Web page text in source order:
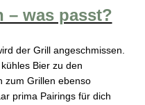
– was passt?
der Grill angeschmissen.
Bier zu den
zum Grillen ebenso
prima Pairings für dich